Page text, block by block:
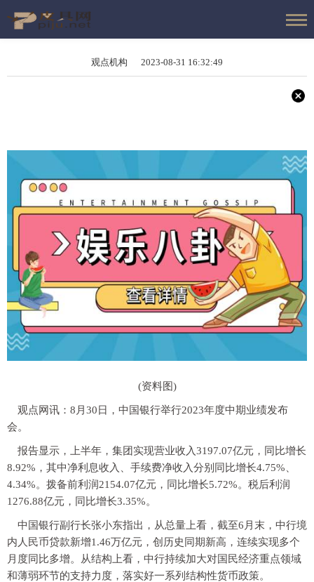
观点机构 2023-08-31 16:32:49
(资料图)
观点网讯： 8月30日，中国银行举行2023年度中期业绩发布
会。
报告显示，上半年，集团实现营业收入3197.07亿元，同比增长
8.92%，其中净利息收入、手续费净收入分别同比增长4.75%、
4.34%。拨备前利润2154.07亿元，同比增长5.72%。税后利润
1276.88亿元，同比增长3.35%。
中国银行副行长张小东指出，从总量上看，截至6月末，中行境
内人民币贷款新增1.46万亿元，创历史同期新高，连续实现多个
月度同比多增。从结构上看，中行持续加大对国民经济重点领域
和薄弱环节的支持力度，落实好一系列结构性货币政策。